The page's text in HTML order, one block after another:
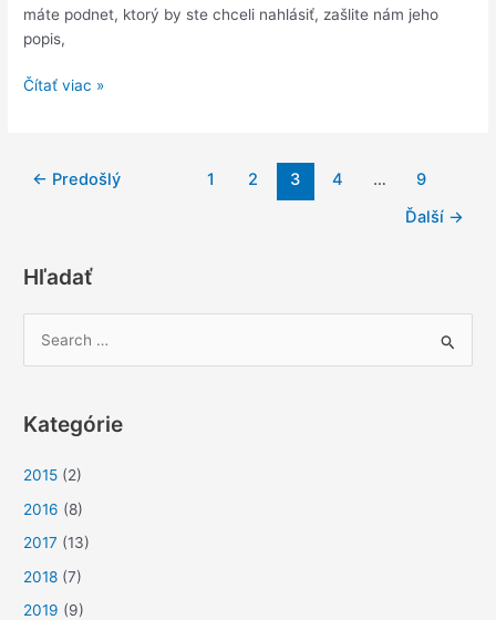
máte podnet, ktorý by ste chceli nahlásiť, zašlite nám jeho
popis,
INVESTÍCIE
Čítať viac »
← Predošlý 1 2 3 4 …
9
Ďalší →
Hľadať
ľ
d
a
ť
Kategórie
2015 (2)
2016 (8)
2017 (13)
2018 (7)
2019 (9)